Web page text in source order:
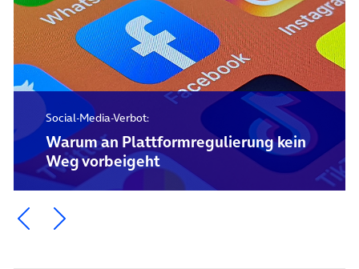
Social-Media-Verbot:
Warum an Plattformregulierung kein
Weg vorbeigeht
Ein Element zurück blättern
Ein Element weiter blättern